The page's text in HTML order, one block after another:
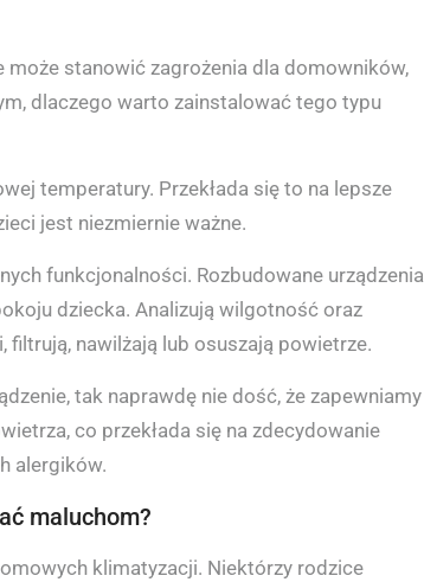
może stanowić zagrożenia dla domowników,
dlaczego warto zainstalować tego typu
temperatury. Przekłada się to na lepsze
jest niezmiernie ważne.
funkcjonalności. Rozbudowane urządzenia
dziecka. Analizują wilgotność oraz
filtrują, nawilżają lub osuszają powietrze.
tak naprawdę nie dość, że zapewniamy
co przekłada się na zdecydowanie
alergików.
maluchom?
klimatyzacji. Niektórzy rodzice